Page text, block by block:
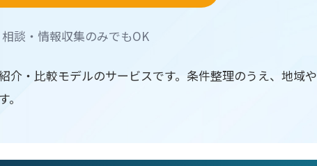
相談・情報収集のみでもOK
介・比較モデルのサービスです。条件整理のうえ、地域や